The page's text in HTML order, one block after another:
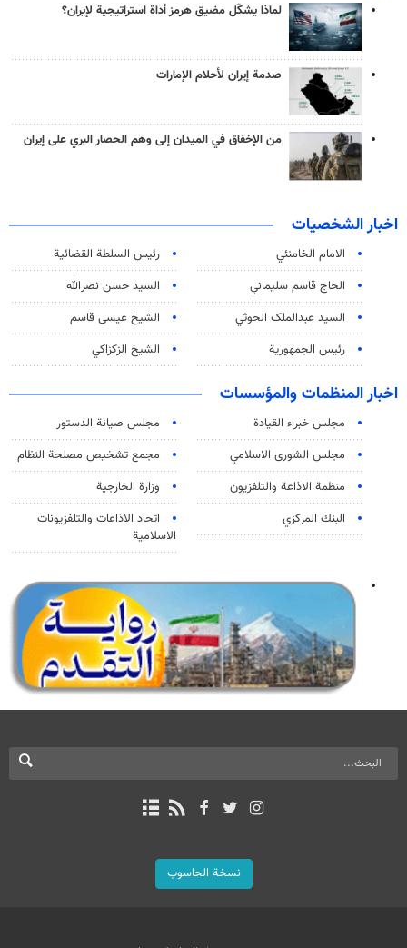
لماذا يشكّل مضيق هرمز أداة استراتيجية لإيران؟
صدمة إيران لأحلام الإمارات
من الإخفاق في الميدان إلى وهم الحصار البري على إيران
اخبار الشخصيات
الامام الخامنئي
رئیس السلطة القضائیة
الحاج قاسم سليماني
السيد حسن نصرالله
السید عبدالملک الحوثي
الشيخ عيسى قاسم
رئيس الجمهورية
الشيخ الزكزاكي
اخبار المنظمات والمؤسسات
مجلس خبراء القيادة
مجلس صيانة الدستور
مجلس الشورى الاسلامي
مجمع تشخيص مصلحة النظام
منظمة الاذاعة والتلفزیون
وزارة الخارجية
البنك المركزي
اتحاد الاذاعات والتلفزيونات
الاسلامية
نسخة الحاسوب